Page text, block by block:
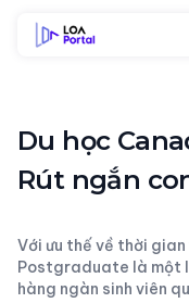
Du học
Rút ngắn
Với ưu thế về thời
Postgraduate là một
hàng ngàn sinh viên